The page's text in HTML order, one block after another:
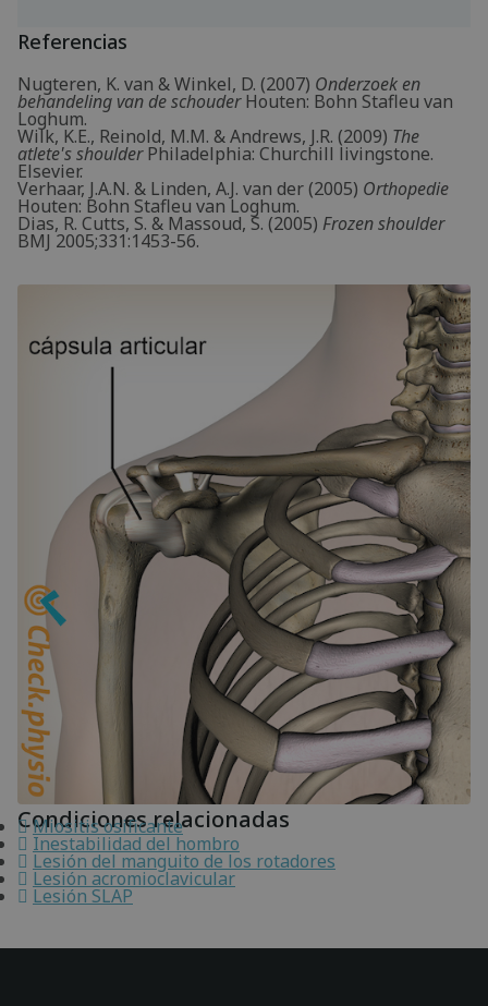
Referencias
Nugteren, K. van & Winkel, D. (2007) Onderzoek en
behandeling van de schouderHouten: Bohn Stafleu van
Loghum.
Wilk, K.E., Reinold, M.M. & Andrews, J.R. (2009) The
atlete's shoulderPhiladelphia: Churchill livingstone.
Elsevier.
Verhaar, J.A.N. & Linden, A.J. van der (2005) Orthopedie
Houten: Bohn Stafleu van Loghum.
Dias, R. Cutts, S. & Massoud, S. (2005) Frozen shoulder
BMJ 2005;331:1453-56.
Condiciones relacionadas
Miositis osificante
Inestabilidad del hombro
Lesión del manguito de los rotadores
Lesión acromioclavicular
Lesión SLAP